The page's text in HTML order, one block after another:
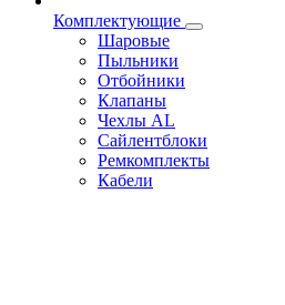
Комплектующие
Шаровые
Пыльники
Отбойники
Клапаны
Чехлы AL
Сайлентблоки
Ремкомплекты
Кабели